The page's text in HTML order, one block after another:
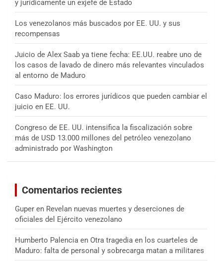
y jurídicamente un exjefe de Estado
Los venezolanos más buscados por EE. UU. y sus
recompensas
Juicio de Alex Saab ya tiene fecha: EE.UU. reabre uno de
los casos de lavado de dinero más relevantes vinculados
al entorno de Maduro
Caso Maduro: los errores jurídicos que pueden cambiar el
juicio en EE. UU.
Congreso de EE. UU. intensifica la fiscalización sobre
más de USD 13.000 millones del petróleo venezolano
administrado por Washington
Comentarios recientes
Guper en Revelan nuevas muertes y deserciones de
oficiales del Ejército venezolano
Humberto Palencia en Otra tragedia en los cuarteles de
Maduro: falta de personal y sobrecarga matan a militares